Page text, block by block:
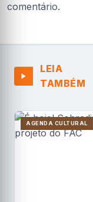
comentário.
LEIA
TAMBÉM
AGENDA CULTURAL